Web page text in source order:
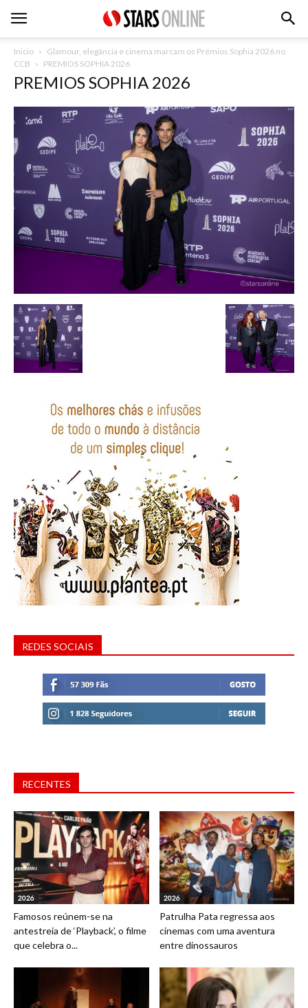
Inicio
Glamour, elegância e cinema marcam os Prémios Sophia 2026 no
CCB
PREMIOS SOPHIA 2026
PREMIOS SOPHIA 2026
REDES SOCIAIS
RECENTES
2026
Famosos reúnem-se na
antestreia de ‘Playback’, o filme
que celebra o...
2026
Patrulha Pata regressa aos
cinemas com uma aventura
entre dinossauros